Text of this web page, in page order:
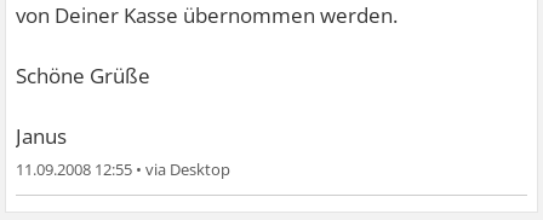
von Deiner Kasse übernommen werden.
Schöne Grüße
Janus
11.09.2008 12:55 •